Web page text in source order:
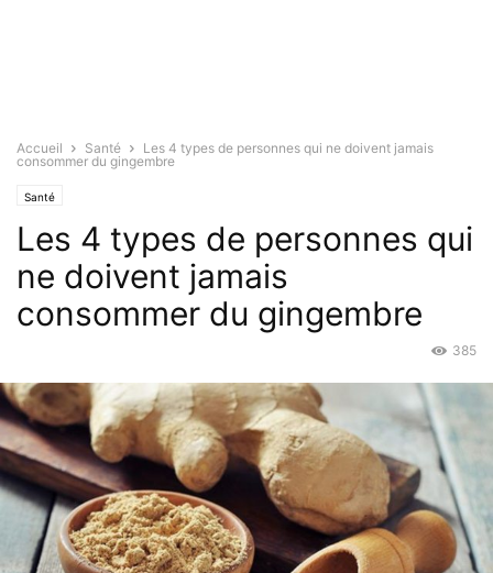
Accueil Santé
Les 4 types de personnes qui ne doivent jamais
consommer du gingembre
Santé
Les 4 types de personnes qui
ne doivent jamais
consommer du gingembre
385